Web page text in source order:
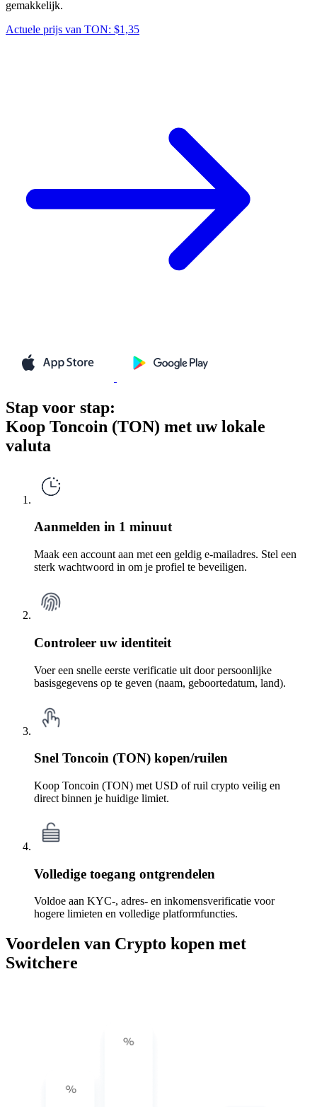
gemakkelijk.
Actuele prijs van TON: $1,35
Stap voor stap:
Koop Toncoin (TON) met uw lokale
valuta
Aanmelden in 1 minuut
Maak een account aan met een geldig e-mailadres. Stel een
sterk wachtwoord in om je profiel te beveiligen.
Controleer uw identiteit
Voer een snelle eerste verificatie uit door persoonlijke
basisgegevens op te geven (naam, geboortedatum, land).
Snel Toncoin (TON) kopen/ruilen
Koop Toncoin (TON) met USD of ruil crypto veilig en
direct binnen je huidige limiet.
Volledige toegang ontgrendelen
Voldoe aan KYC-, adres- en inkomensverificatie voor
hogere limieten en volledige platformfuncties.
Voordelen van Crypto kopen met
Switchere